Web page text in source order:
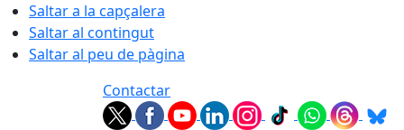
Saltar a la capçalera
Saltar al contingut
Saltar al peu de pàgina
Contactar